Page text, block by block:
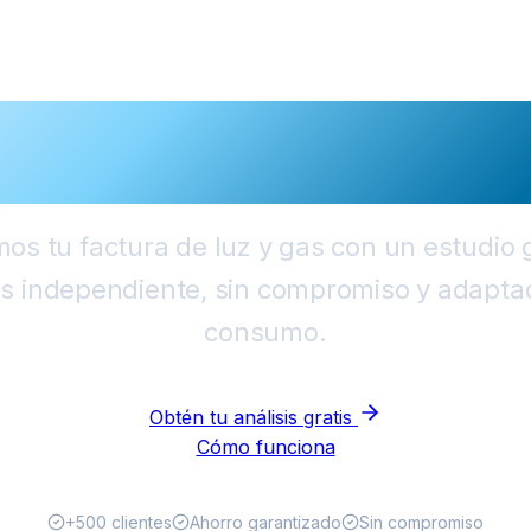
tu factura de luz y gas con un estudio
independiente, sin compromiso y
consumo.
Obtén tu análisis gratis
Cómo funciona
+500 clientes Ahorro garantizado Sin compromiso